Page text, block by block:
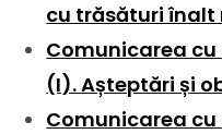
cu trăsături înalt
Comunicarea
(I). Așteptări și
Comunicarea